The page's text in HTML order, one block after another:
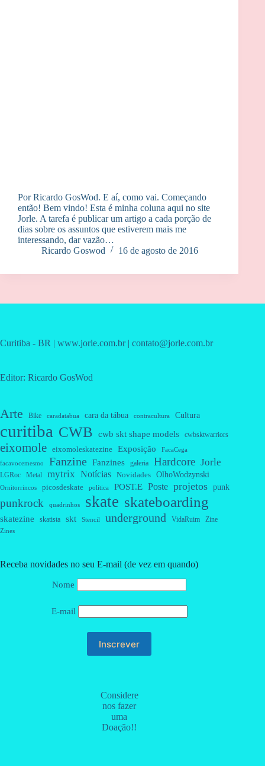
Por Ricardo GosWod. E aí, como vai. Começando
então! Bem vindo! Esta é minha coluna aqui no site
Jorle. A tarefa é publicar um artigo a cada porção de
dias sobre os assuntos que estiverem mais me
interessando, dar vazão…
Ricardo Goswod
16 de agosto de 2016
Curitiba - BR | www.jorle.com.br | contato@jorle.com.br
Editor: Ricardo GosWod
Arte Bike caradatabua cara da tábua contracultura Cultura
curitiba CWB cwb skt shape models cwbsktwarriors
eixomole eixomoleskatezine Exposição FacaCega
facavocemesmo Fanzine Fanzines galeria Hardcore Jorle
LGRoc Metal mytrix Notícias Novidades OlhoWodzynski
Ornitorrincos picosdeskate política POST.E Poste projetos punk
punkrock quadrinhos skate skateboarding
skatezine skatista skt Stencil underground VidaRuim Zine
Zines
Receba novidades no seu E-mail (de vez em quando)
Nome
E-mail
Considere
nos fazer
uma
Doação!!